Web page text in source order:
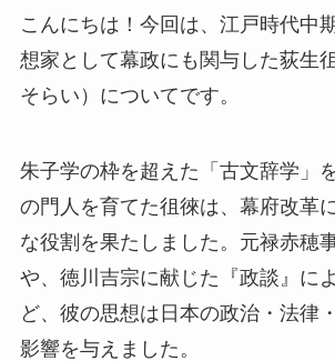
こんにちは！今回は、江戸時代中
想家として幕政にも関与した荻生
そらい）についてです。
朱子学の枠を超えた「古文辞学」
の門人を育てた徂徠は、幕府改革
な役割を果たしました。元禄赤穂
や、徳川吉宗に献じた『政談』に
ど、彼の思想は日本の政治・法律
影響を与えました。